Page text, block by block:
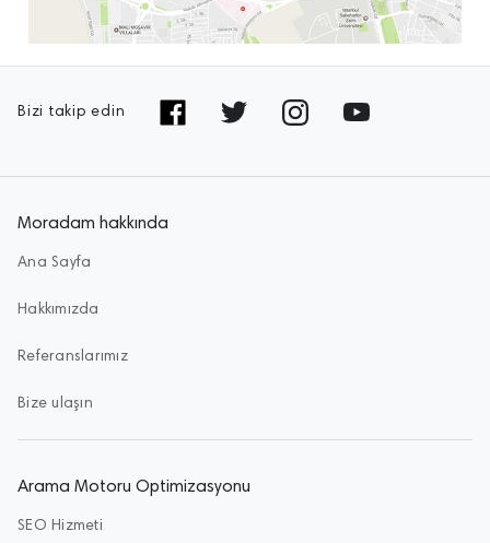
Bizi takip edin
Moradam hakkında
Ana Sayfa
Hakkımızda
Referanslarımız
Bize ulaşın
Arama Motoru Optimizasyonu
SEO Hizmeti